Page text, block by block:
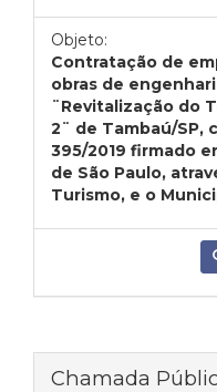
Objeto:
Contratação de
obras de
¨Revitalização do
2¨ de Tambaú/SP,
395/2019 firmado
de São Paulo,
Turismo, e o
Chamada